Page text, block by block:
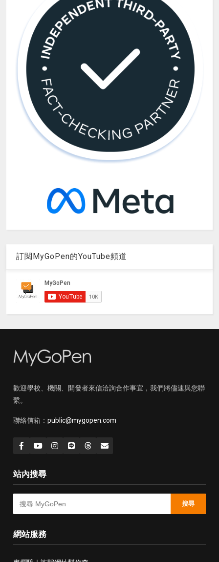
訂閱MyGoPen的YouTube頻道
歡迎學校、機關、開發者來信洽詢合作事宜，我們將儘速與您聯
繫。
聯絡信箱： public@mygopen.com
站內搜尋
搜尋
網站服務